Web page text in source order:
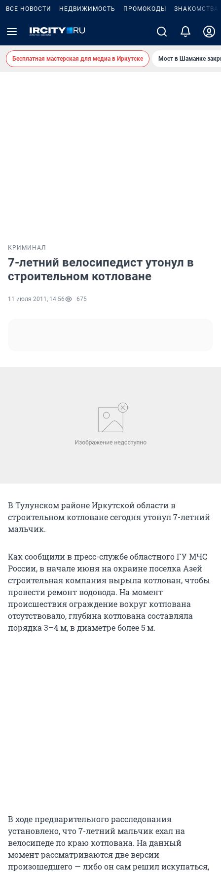
ВСЕ НОВОСТИ НЕДВИЖИМОСТЬ ПРОМОКОДЫ ЗНАКОМСТВА
Бесплатная мастерская для медиа в Иркутске Мост в Шаманке
КРИМИНАЛ
7-летний велосипедист утонул в
строительном котловане
11 июля 2011, 14:56 675
В Тулунском районе Иркутской области в
строительном котловане сегодня утонул 7-летний
мальчик.
Как сообщили в пресс-службе областного ГУ МЧС
России, в начале июня на окраине поселка Азей
строительная компания вырыла котлован, чтобы
провести ремонт водовода. На момент
происшествия ограждение вокруг котлована
отсутствовало, глубина котлована составляла
порядка 3–4 м, в диаметре более 5 м.
В ходе предварительного расследования
установлено, что 7-летний мальчик ехал на
велосипеде по краю котлована. На данный
момент рассматриваются две версии
произошедшего — либо он сам решил искупаться,